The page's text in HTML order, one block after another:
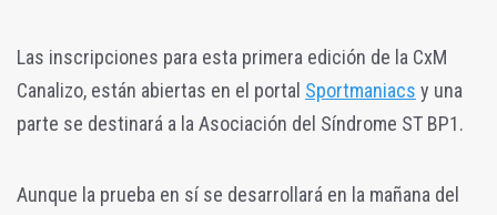
Las inscripciones para esta primera edición de la CxM
Canalizo, están abiertas en el portal Sportmaniacs y una
parte se destinará a la Asociación del Síndrome ST BP1.
Aunque la prueba en sí se desarrollará en la mañana del